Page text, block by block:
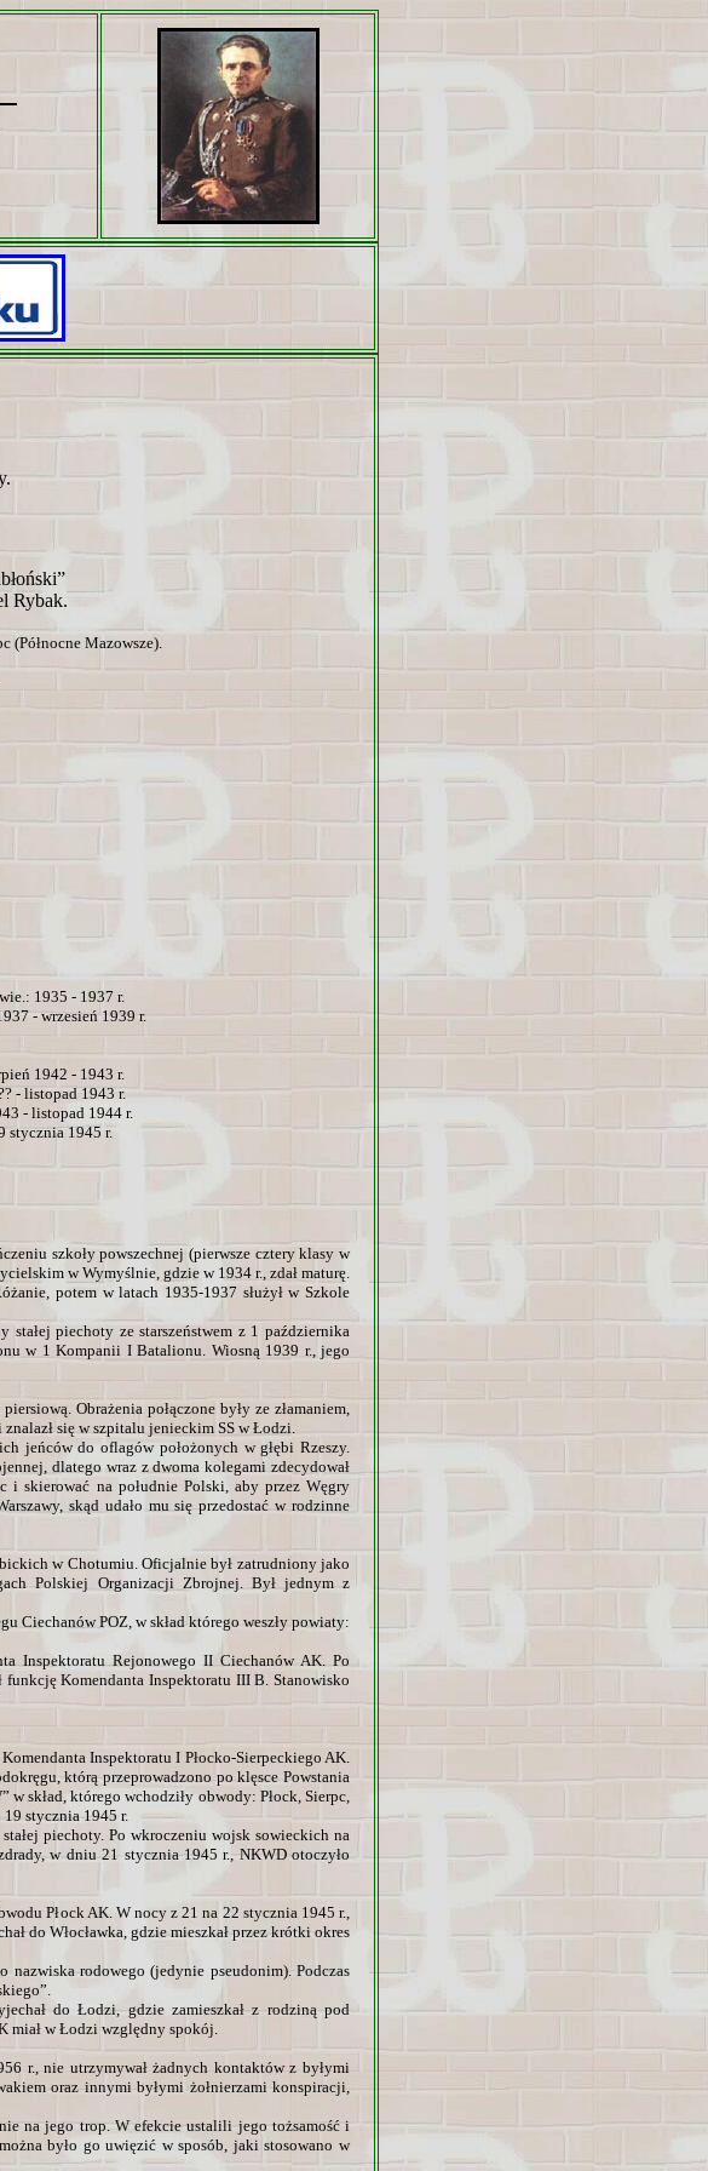
Rybak.
(Północne Mazowsze).
1935 - 1937 r.
- wrzesień 1939 r.
1942 - 1943 r.
- listopad 1943 r.
- listopad 1944 r.
stycznia 1945 r.
szkoły powszechnej (pierwsze cztery klasy w
w Wymyślnie, gdzie w 1934 r., zdał maturę.
potem w latach 1935-1937 służył w Szkole
stałej piechoty ze starszeństwem z 1 października
w 1 Kompanii I Batalionu. Wiosną 1939 r., jego
Obrażenia połączone były ze złamaniem,
się w szpitalu jenieckim SS w Łodzi.
jeńców do oflagów położonych w głębi Rzeszy.
dlatego wraz z dwoma kolegami zdecydował
i skierować na południe Polski, aby przez Węgry
skąd udało mu się przedostać w rodzinne
w Chotumiu. Oficjalnie był zatrudniony jako
Polskiej Organizacji Zbrojnej. Był jednym z
Ciechanów POZ, w skład którego weszły powiaty:
Inspektoratu Rejonowego II Ciechanów AK. Po
funkcję Komendanta Inspektoratu III B. Stanowisko
Inspektoratu I Płocko-Sierpeckiego AK.
którą przeprowadzono po klęsce Powstania
skład, którego wchodziły obwody: Płock, Sierpc,
stycznia 1945 r.
piechoty. Po wkroczeniu wojsk sowieckich na
w dniu 21 stycznia 1945 r., NKWD otoczyło
Płock AK. W nocy z 21 na 22 stycznia 1945 r.,
do Włocławka, gdzie mieszkał przez krótki okres
rodowego (jedynie pseudonim). Podczas
do Łodzi, gdzie zamieszkał z rodziną pod
miał w Łodzi względny spokój.
r., nie utrzymywał żadnych kontaktów z byłymi
oraz innymi byłymi żołnierzami konspiracji,
na jego trop. W efekcie ustalili jego tożsamość i
było go uwięzić w sposób, jaki stosowano w